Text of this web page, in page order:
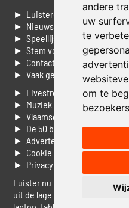
andere
uw
te
om te
► Luisteren naar Jouwradio
► Nieuws
► Speellijst
► Stem voor de Dag top 3
► Contacteer ons
► Vaak gestelde vragen
► Livestream informatie
► Muziek opzoeken
► Vlaamse 100 Aller tijden
► De 50 beste van...
► Adverteren op Jouwradio
► Cookie voorkeuren wijzigen
► Privacyinformatie
Luister nu naar Jouwradio! De
uit de lage landen hoor je hier